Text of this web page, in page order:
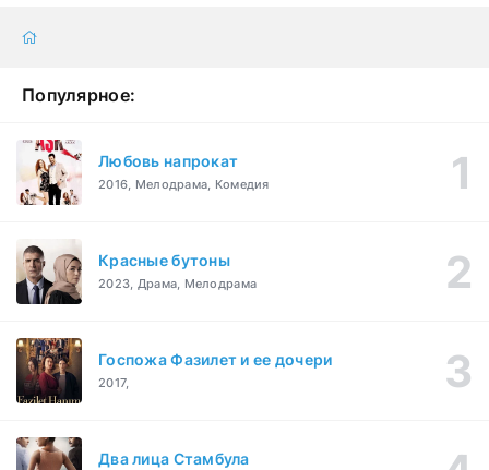
Популярное:
Любовь напрокат
2016, Мелодрама, Комедия
Красные бутоны
2023, Драма, Мелодрама
Госпожа Фазилет и ее дочери
2017,
Два лица Стамбула